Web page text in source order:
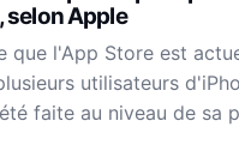
selon Apple
que l'App Store est
utilisateurs
faite au niveau de sa